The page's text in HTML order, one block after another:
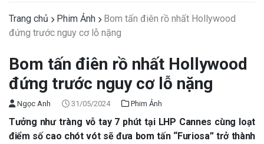
Trang chủ Phim Ảnh
Bom tấn điên rồ nhất Hollywood
đứng trước nguy cơ lỗ nặng
Bom tấn điên rồ nhất Hollywood
đứng trước nguy cơ lỗ nặng
Ngọc Anh 31/05/2024 Phim Ảnh
Tưởng như tràng vỗ tay 7 phút tại LHP Cannes cùng loạt
điểm số cao chót vót sẽ đưa bom tấn “Furiosa” trở thành